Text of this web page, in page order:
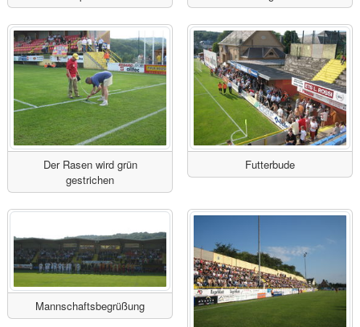
Der Rasen wird grün
gestrichen
Futterbude
Mannschaftsbegrüßung